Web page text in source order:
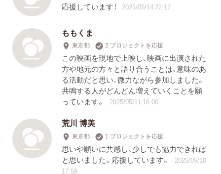
応援しています！ 2025/05/14 22:17
ももくま
東京都 2 プロジェクトを応援
この映画を現地で上映し、映画に出演された
方や地元の方々と語り合うことは、意味のあ
る活動だと思い、微力ながら参加しました。
共鳴する人がどんどん増えていくことを願
っています。
2025/05/11 16:00
荒川 博美
東京都 1 プロジェクトを応援
思いや願いに共感し、少しでも協力できれば
と思いました。応援しています。
2025/05/10
17:58